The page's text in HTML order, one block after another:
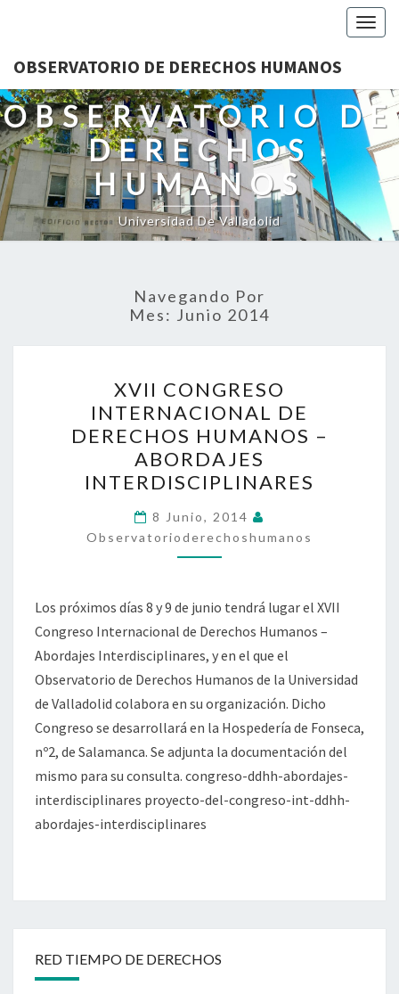
OBSERVATORIO DE DERECHOS HUMANOS
OBSERVATORIO DE
DERECHOS
HUMANOS
Universidad De Valladolid
Navegando Por
Mes: Junio 2014
CONGRESO
INTERNACIONAL
DE
DERECHOS
HUMANOS
–
ABORDAJES
INTERDISCIPLINARES
XVII CONGRESO
INTERNACIONAL DE
DERECHOS HUMANOS –
ABORDAJES
INTERDISCIPLINARES
8 Junio, 2014
Observatorioderechoshumanos
Los próximos días 8 y 9 de junio tendrá lugar el XVII
Congreso Internacional de Derechos Humanos –
Abordajes Interdisciplinares, y en el que el
Observatorio de Derechos Humanos de la Universidad
de Valladolid colabora en su organización. Dicho
Congreso se desarrollará en la Hospedería de Fonseca,
nº2, de Salamanca. Se adjunta la documentación del
mismo para su consulta. congreso-ddhh-abordajes-
interdisciplinares proyecto-del-congreso-int-ddhh-
abordajes-interdisciplinares
RED TIEMPO DE DERECHOS